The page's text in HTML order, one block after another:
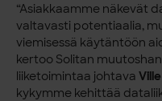
“Asiakkaamme näkevät
valtavasti potentiaalia,
viemisessä käytäntöön
kertoo Solitan
liiketoimintaa johtava
kykymme kehittää